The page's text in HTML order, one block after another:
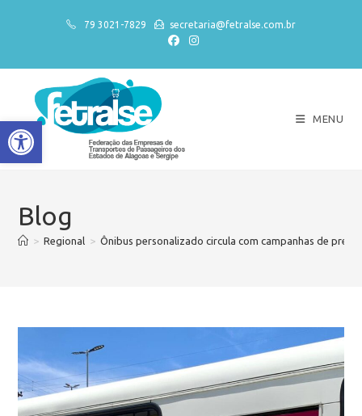
Abrir a barra de ferramentas
79 3021-7829 secretaria@fetralse.com.br
MENU
Blog
> Regional > Ônibus personalizado circula com campanhas de